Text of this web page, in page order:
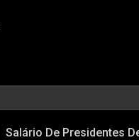
Salário De Presidentes